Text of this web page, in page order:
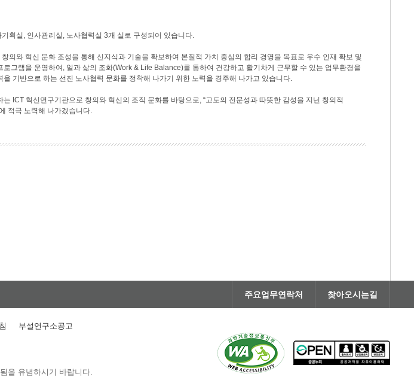
획실, 인사관리실, 노사협력실 3개 실로 구성되어 있습니다.
의와 혁신 문화 조성을 통해 신지식과 기술을 확보하여 본질적 가치 중심의 합리 경영을 목표로 우수 인재 확보 및
로그램을 운영하여, 일과 삶의 조화(Work & Life Balance)를 통하여 건강하고 활기차게 근무할 수 있는 업무환경을
을 기반으로 하는 선진 노사협력 문화를 정착해 나가기 위한 노력을 경주해 나가고 있습니다.
는 ICT 혁신연구기관으로 창의와 혁신의 조직 문화를 바탕으로, “고도의 전문성과 따뜻한 감성을 지닌 창의적
적극 노력해 나가겠습니다.
주요업무연락처 찾아오시는길
부설연구소공고
을 유념하시기 바랍니다.